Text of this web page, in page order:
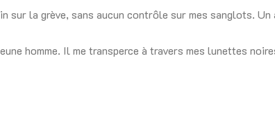
sur la grève, sans aucun contrôle sur mes sanglots.
homme. Il me transperce à travers mes lunettes